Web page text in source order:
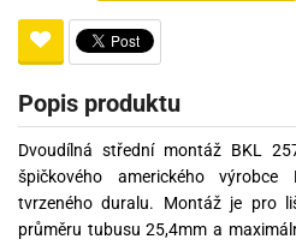
Popis produktu
Dvoudílná střední montáž BKL
špičkového amerického
tvrzeného duralu. Montáž je pro
průměru tubusu 25,4mm a